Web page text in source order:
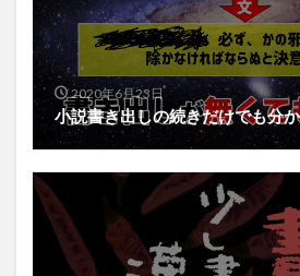
2020年6月23日
小説書き出しの続きだけでも分